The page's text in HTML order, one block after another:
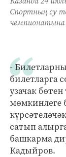
Спортның су
-
билетларга
узачак
мөмкинлеге
сатып
башкарма
Кадыйров.